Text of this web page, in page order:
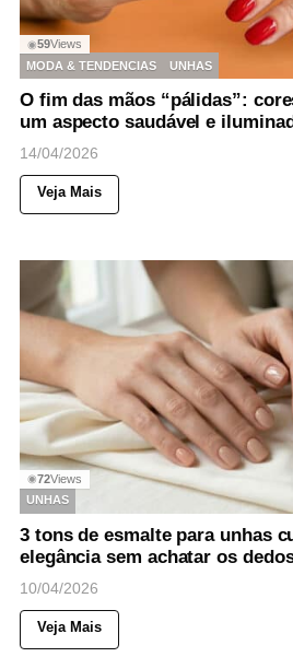
◉59Views
MODA & TENDENCIAS
UNHAS
O fim das mãos “pálidas”:
um aspecto saudável e
14/04/2026
Veja Mais
◉72Views
UNHAS
3 tons de esmalte para unhas
elegância sem achatar os
10/04/2026
Veja Mais